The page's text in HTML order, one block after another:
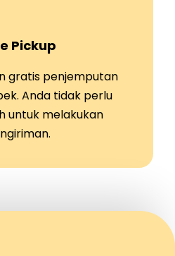
Pickup
gratis penjemputan
Anda tidak perlu
untuk melakukan